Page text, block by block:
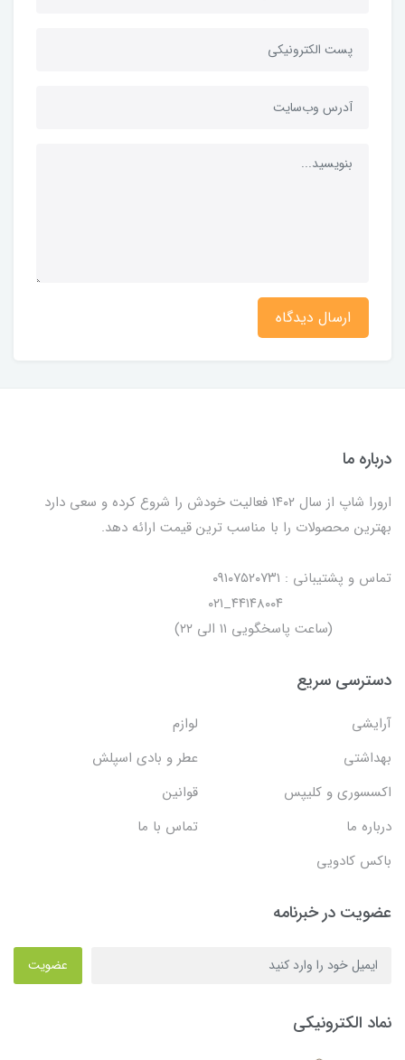
ارسال دیدگاه
درباره ما
ارورا شاپ از سال ۱۴۰۲ فعالیت خودش را شروع کرده و سعی دارد
بهترین محصولات را با مناسب ترین قیمت ارائه دهد.
تماس و پشتیبانی : ۰۹۱۰۷۵۲۰۷۳۱
(ساعت پاسخگویی ۱۱ الی ۲۲)
دسترسی سریع
آرایشی
لوازم
بهداشتی
عطر و بادی اسپلش
اکسسوری و کلیپس
قوانین
درباره ما
تماس با ما
باکس کادویی
عضویت در خبرنامه
عضویت
نماد الکترونیکی